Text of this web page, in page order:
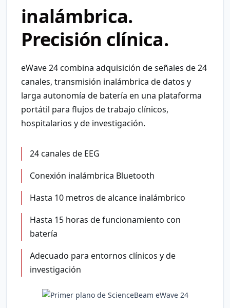
inalámbrica.
Precisión clínica.
eWave 24 combina adquisición de señales de 24
canales, transmisión inalámbrica de datos y
larga autonomía de batería en una plataforma
portátil para flujos de trabajo clínicos,
hospitalarios y de investigación.
24 canales de EEG
Conexión inalámbrica Bluetooth
Hasta 10 metros de alcance inalámbrico
Hasta 15 horas de funcionamiento con
batería
Adecuado para entornos clínicos y de
investigación